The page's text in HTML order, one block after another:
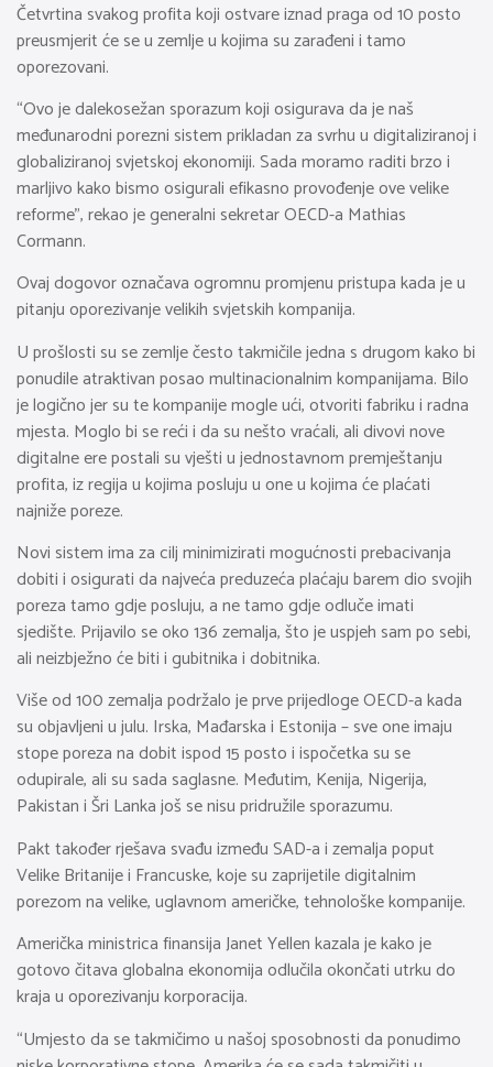
Četvrtina svakog profita koji ostvare iznad praga od 10 posto
preusmjerit će se u zemlje u kojima su zarađeni i tamo
oporezovani.
“Ovo je dalekosežan sporazum koji osigurava da je naš
međunarodni porezni sistem prikladan za svrhu u digitaliziranoj i
globaliziranoj svjetskoj ekonomiji. Sada moramo raditi brzo i
marljivo kako bismo osigurali efikasno provođenje ove velike
reforme”, rekao je generalni sekretar OECD-a Mathias
Cormann.
Ovaj dogovor označava ogromnu promjenu pristupa kada je u
pitanju oporezivanje velikih svjetskih kompanija.
U prošlosti su se zemlje često takmičile jedna s drugom kako bi
ponudile atraktivan posao multinacionalnim kompanijama. Bilo
je logično jer su te kompanije mogle ući, otvoriti fabriku i radna
mjesta. Moglo bi se reći i da su nešto vraćali, ali divovi nove
digitalne ere postali su vješti u jednostavnom premještanju
profita, iz regija u kojima posluju u one u kojima će plaćati
najniže poreze.
Novi sistem ima za cilj minimizirati mogućnosti prebacivanja
dobiti i osigurati da najveća preduzeća plaćaju barem dio svojih
poreza tamo gdje posluju, a ne tamo gdje odluče imati
sjedište. Prijavilo se oko 136 zemalja, što je uspjeh sam po sebi,
ali neizbježno će biti i gubitnika i dobitnika.
Više od 100 zemalja podržalo je prve prijedloge OECD-a kada
su objavljeni u julu. Irska, Mađarska i Estonija – sve one imaju
stope poreza na dobit ispod 15 posto i ispočetka su se
odupirale, ali su sada saglasne. Međutim, Kenija, Nigerija,
Pakistan i Šri Lanka još se nisu pridružile sporazumu.
Pakt također rješava svađu između SAD-a i zemalja poput
Velike Britanije i Francuske, koje su zaprijetile digitalnim
porezom na velike, uglavnom američke, tehnološke kompanije.
Američka ministrica finansija Janet Yellen kazala je kako je
gotovo čitava globalna ekonomija odlučila okončati utrku do
kraja u oporezivanju korporacija.
“Umjesto da se takmičimo u našoj sposobnosti da ponudimo